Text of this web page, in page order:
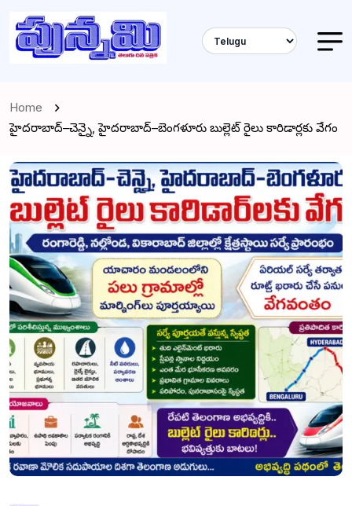
Home
హైదరాబాద్–చెన్నై, హైదరాబాద్–బెంగళూరు బుల్లెట్ రైలు కారిడార్లకు వేగం